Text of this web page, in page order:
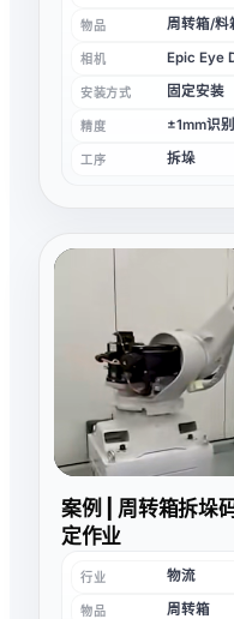
物品 周转箱/料
相机 Epic Eye
安装方式 固定安装
精度 ±1mm识
工序 拆垛
案例 | 周转箱拆垛
定作业
行业 物流
物品 周转箱